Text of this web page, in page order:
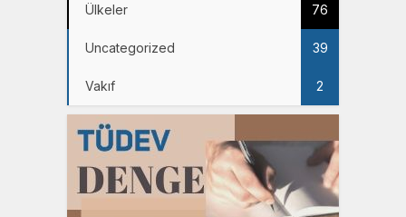
Ülkeler 76
Uncategorized 39
Vakıf 2